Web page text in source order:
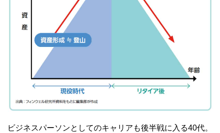
ビジネスパーソンとしてのキャリアも後半戦に入る40代。